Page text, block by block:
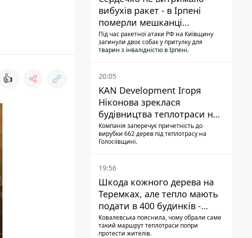
👍
вибухів ракет - в Ірпені
померли мешканці
притулку для собак з
інвалідністю
Під час ракетної атаки РФ на Київщину
загинули двоє собак у притулку для
тварин з інвалідністю в Ірпені.
20:05
KAN Development Ігоря
Ніконова зреклася
будівництва теплотраси на
Теремках
Компанія заперечує причетність до
вирубки 662 дерев під теплотрасу на
Голосіївщині.
19:56
Шкода кожного дерева на
Теремках, але тепло мають
подати в 400 будинків -
депутатка Київради
Ковалевська пояснила, чому обрали саме
такий маршрут теплотраси попри
протести жителів.